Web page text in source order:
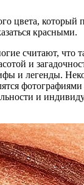
цвета, который
красными.
считают, что
и
и легенды.
и